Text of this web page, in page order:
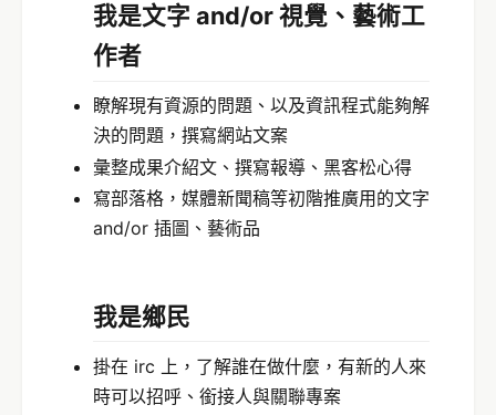
我是文字 and/or視覺、 藝術工
作者
瞭解現有資源的問題、以及資訊程式能夠解
決的問題，撰寫網站文案
彙整成果介紹文、撰寫報導、黑客松心得
寫部落格，媒體新聞稿等初階推廣用的文字
and/or 插圖、藝術品
我是鄉民
掛在 irc 上，了解誰在做什麼，有新的人來
時可以招呼、銜接人與關聯專案